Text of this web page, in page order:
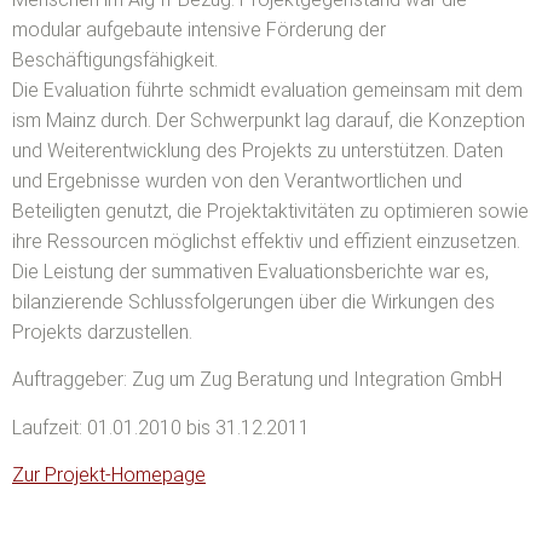
modular aufgebaute intensive Förderung der
Beschäftigungsfähigkeit.
Die Evaluation führte schmidt evaluation gemeinsam mit dem
ism Mainz durch. Der Schwerpunkt lag darauf, die Konzeption
und Weiterentwicklung des Projekts zu unterstützen. Daten
und Ergebnisse wurden von den Verantwortlichen und
Beteiligten genutzt, die Projektaktivitäten zu optimieren sowie
ihre Ressourcen möglichst effektiv und effizient einzusetzen.
Die Leistung der summativen Evaluationsberichte war es,
bilanzierende Schlussfolgerungen über die Wirkungen des
Projekts darzustellen.
Auftraggeber: Zug um Zug Beratung und Integration GmbH
Laufzeit: 01.01.2010 bis 31.12.2011
Zur Projekt-Homepage